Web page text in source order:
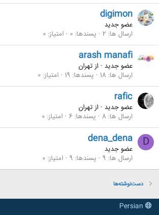
digimon
عضو جدید
ارسال ها 2 پسندها 0 امتیاز 0
arash manafi
عضو جدید · ازتهران
ارسال ها 18 پسندها 19 امتیاز 0
rafic
عضو جدید · ازتهران
ارسال ها 8 پسندها 6 امتیاز 0
D
dena_dena
عضو جدید
ارسال ها 9 پسندها 9 امتیاز 0
دست‌نوشته‌ها